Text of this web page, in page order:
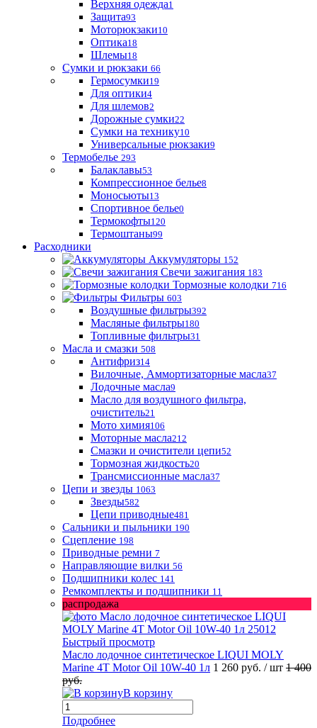
Верхняя одежда1
Защита93
Моторюкзаки10
Оптика18
Шлемы18
Сумки и рюкзаки 66
Гермосумки19
Для оптики4
Для шлемов2
Дорожные сумки22
Сумки на технику10
Универсальные рюкзаки9
Термобелье 293
Балаклавы53
Компрессионное белье8
Моносьюты13
Спортивное белье0
Термокофты120
Термоштаны99
Расходники
Аккумуляторы 152
Свечи зажигания 183
Тормозные колодки 716
Фильтры 603
Воздушные фильтры392
Масляные фильтры180
Топливные фильтры31
Масла и смазки 508
Антифриз14
Вилочные, Аммортизаторные масла37
Лодочные масла9
Масло для воздушного фильтра,
очиститель21
Мото химия106
Моторные масла212
Смазки и очистители цепи52
Тормозная жидкость20
Трансмиссионные масла37
Цепи и звезды 1063
Звезды582
Цепи приводные481
Сальники и пыльники 190
Сцепление 198
Приводные ремни 7
Направляющие вилки 56
Подшипники колес 141
Ремкомплекты и подшипники 11
распродажа
Быстрый просмотр
Масло лодочное синтетическое LIQUI MOLY
Marine 4T Motor Oil 10W-40 1л 1 260 руб. / шт 1 400
руб.
В корзину
Подробнее